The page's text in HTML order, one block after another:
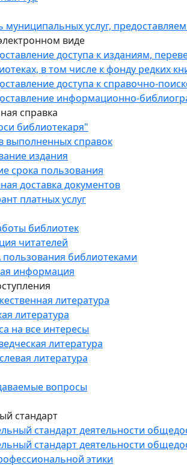
муниципальных услуг,
виде
доступа к изданиям,
в том числе к фонду редких
доступа к справочно-
информационно-
справка
библиотекаря"
выполненных справок
издания
срока пользования
доставка документов
платных услуг
библиотек
читателей
библиотеками
информация
литература
литература
на все интересы
литература
литература
вопросы
стандарт
стандарт деятельности
стандарт деятельности
этики